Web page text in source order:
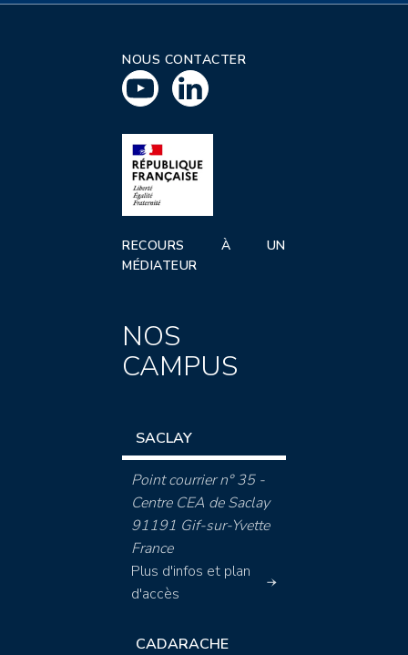
NOUS CONTACTER
RECOURS À UN
MÉDIATEUR
NOS
CAMPUS
SACLAY
Point courrier n° 35 -
Centre CEA de Saclay
91191 Gif-sur-Yvette
France
Plus d'infos et plan
d'accès
CADARACHE